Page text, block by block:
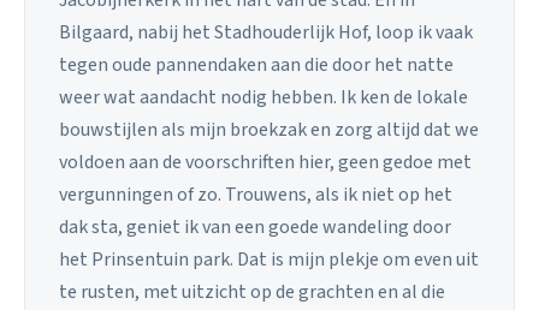
Bilgaard, nabij het Stadhouderlijk Hof, loop ik vaak
tegen oude pannendaken aan die door het natte
weer wat aandacht nodig hebben. Ik ken de lokale
bouwstijlen als mijn broekzak en zorg altijd dat we
voldoen aan de voorschriften hier, geen gedoe met
vergunningen of zo. Trouwens, als ik niet op het
dak sta, geniet ik van een goede wandeling door
het Prinsentuin park. Dat is mijn plekje om even uit
te rusten, met uitzicht op de grachten en al die